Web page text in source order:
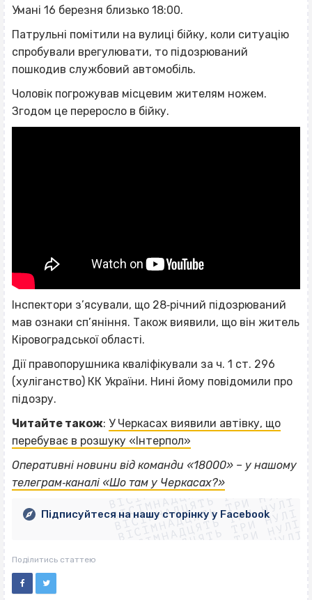
Умані 16 березня близько 18:00.
Патрульні помітили на вулиці бійку, коли ситуацію
спробували врегулювати, то підозрюваний
пошкодив службовий автомобіль.
Чоловік погрожував місцевим жителям ножем.
Згодом це переросло в бійку.
Інспектори з’ясували, що 28‐річний підозрюваний
мав ознаки сп’яніння. Також виявили, що він житель
Кіровоградської області.
Дії правопорушника кваліфікували за ч. 1 ст. 296
(хуліганство) КК України. Нині йому повідомили про
підозру.
Читайте також: У Черкасах виявили автівку, що
перебуває в розшуку «Інтерпол»
Оперативні новини від команди «18000» – у нашому
телеграм‐каналі «Шо там у Черкасах?»
ВІСІМНАДЦЯТЬ ТРИ НУЛІ
ВІСІМНАДЦЯТЬ ТРИ НУЛІ
ВІСІМНАДЦЯТЬ ТРИ НУЛІ
ВІСІМНАДЦЯТЬ ТРИ НУЛІ
ВІСІМНАДЦЯТЬ ТРИ НУЛІ
ВІСІМНАДЦЯТЬ ТРИ НУЛІ
ВІСІМНАДЦЯТЬ ТРИ НУЛІ
ВІСІМНАДЦЯТЬ ТРИ НУЛІ
Підписуйтеся на нашу сторінку у Facebook
Поділитись статтею